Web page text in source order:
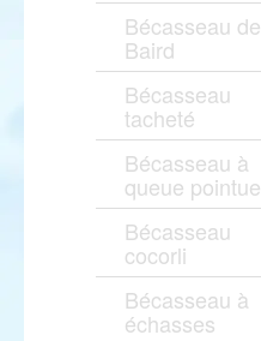
Bécasseau de
Baird
Bécasseau
tacheté
Bécasseau à
queue pointue
Bécasseau
cocorli
Bécasseau à
échasses